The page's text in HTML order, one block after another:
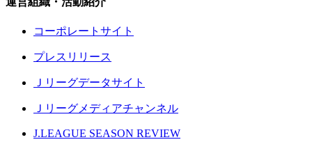
コーポレートサイト
プレスリリース
Ｊリーグデータサイト
Ｊリーグメディアチャンネル
J.LEAGUE SEASON REVIEW